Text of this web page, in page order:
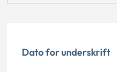
Dato for underskrift